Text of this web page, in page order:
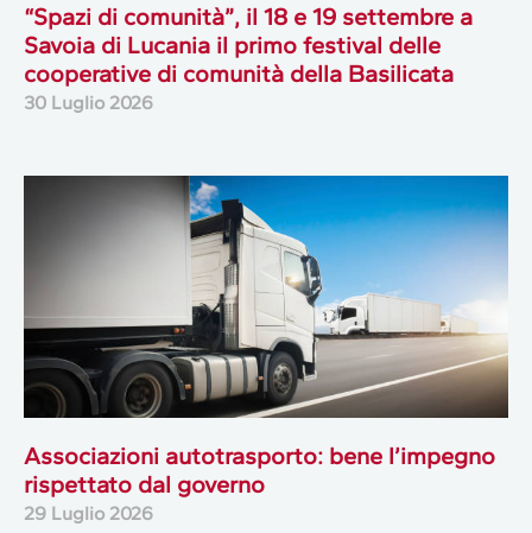
“Spazi di comunità”, il 18 e 19 settembre a
Savoia di Lucania il primo festival delle
cooperative di comunità della Basilicata
30 Luglio 2026
Associazioni autotrasporto: bene l’impegno
rispettato dal governo
29 Luglio 2026